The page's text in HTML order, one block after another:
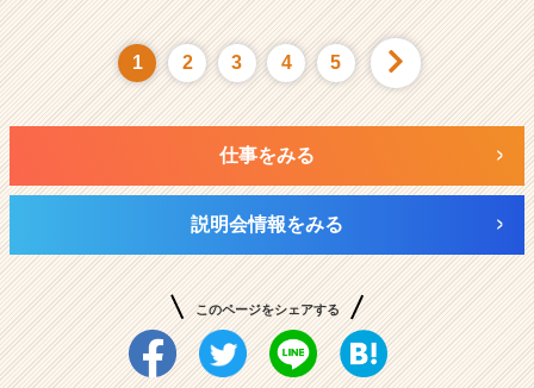
1 2 3 4 5
仕事をみる
説明会情報をみる
このページをシェアする